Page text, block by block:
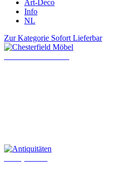
Art-Deco
Info
NL
Zur Kategorie Sofort Lieferbar